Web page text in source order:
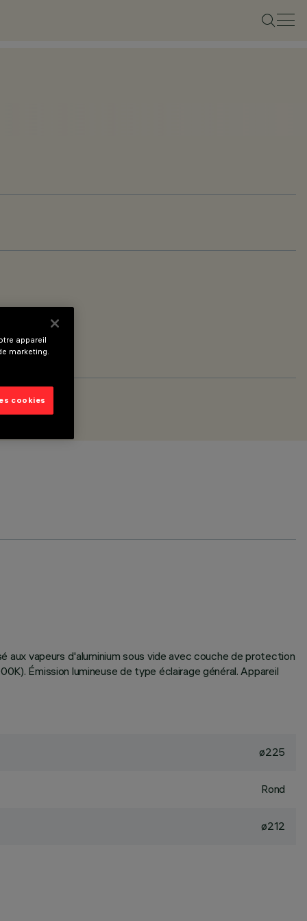
aux vapeurs d'aluminium sous vide avec couche de protection
Émission lumineuse de type éclairage général. Appareil
ø225
Rond
ø212
appareil
marketing.
cookies